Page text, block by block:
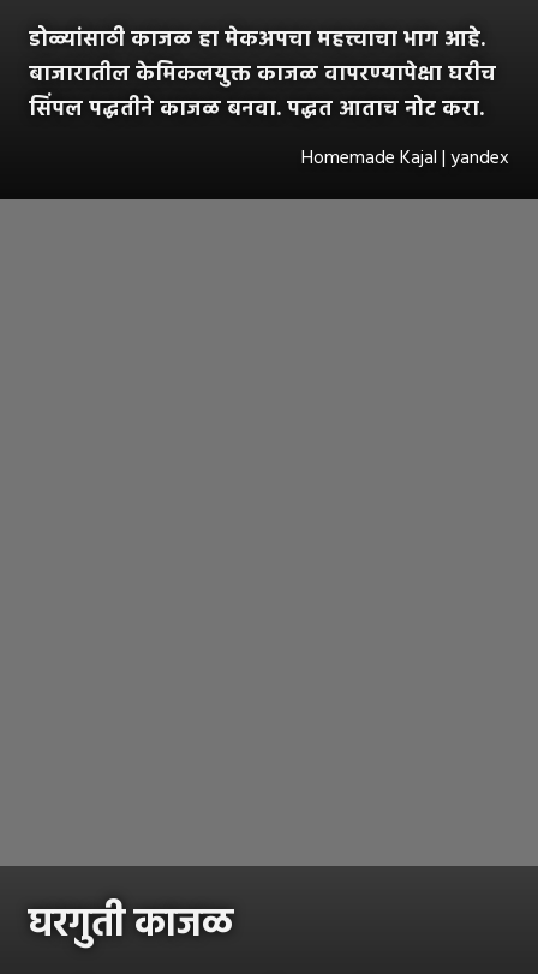
डोळ्यांसाठी काजळ हा मेकअपचा महत्त्वाचा भाग आहे.
बाजारातील केमिकलयुक्त काजळ वापरण्यापेक्षा घरीच
सिंपल पद्धतीने काजळ बनवा. पद्धत आताच नोट करा.
Homemade Kajal | yandex
घरगुती काजळ